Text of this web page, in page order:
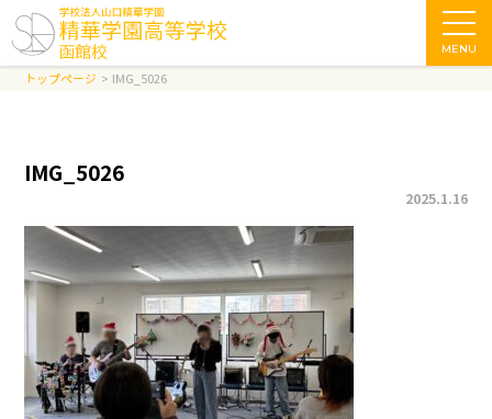
MENU
トップページ IMG_5026
IMG_5026
2025.1.16